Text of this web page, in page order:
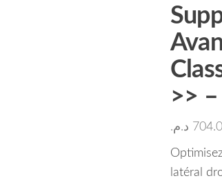
>>
د.م.
latéral